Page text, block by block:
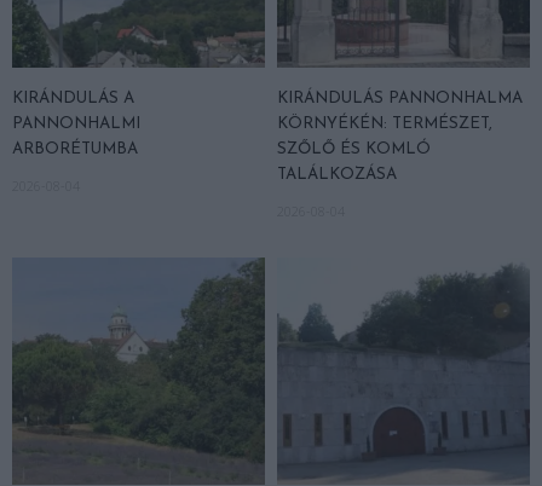
KIRÁNDULÁS A
PANNONHALMI
ARBORÉTUMBA
KIRÁNDULÁS PANNONHALMA
KÖRNYÉKÉN: TERMÉSZET,
SZŐLŐ ÉS KOMLÓ
TALÁLKOZÁSA